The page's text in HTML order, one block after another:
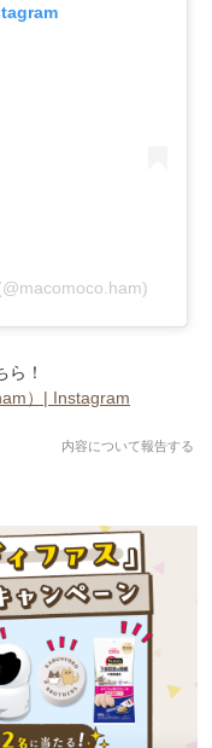
！
）| Instagram
内容について報告する